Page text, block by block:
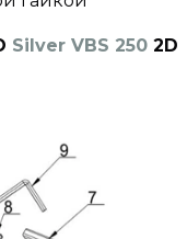
Silver VBS 250 2D